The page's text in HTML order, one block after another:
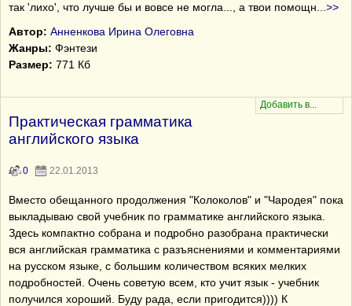
так 'лихо', что лучше бы и вовсе не могла..., а твои помощн
>>
Автор: Анненкова Ирина Олеговна
Жанры: Фэнтези
Размер: 771 Кб
Практическая грамматика
английского языка
0 22.01.2013
Вместо обещанного продолжения "Колоколов" и "Чародея" пока
выкладываю свой учебник по грамматике английского языка.
Здесь компактно собрана и подробно разобрана практически
вся английская грамматика с разъяснениями и комментариями
на русском языке, с большим количеством всяких мелких
подробностей. Очень советую всем, кто учит язык - учебник
получился хороший. Буду рада, если пригодится)))) К